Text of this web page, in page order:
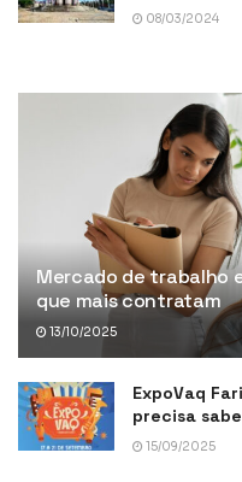
08/03/2024
Mercado de trabalho
que mais contratam
13/10/2025
ExpoVaq
precisa
15/09/2025